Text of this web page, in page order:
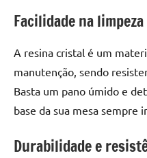
em
as
melhores
práticas
e
para
Facilidade na
A resina cristal é um
manutenção, sendo
Basta um pano úmido e
base da sua mesa sempre
Durabilidade e